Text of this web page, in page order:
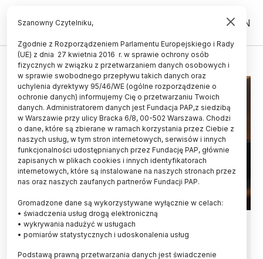
PL EN
REKORD
Brazylia/ Rekordowa temperatura
odczuwalna w Rio de Janeiro: 62,3
Szanowny Czytelniku,
Zgodnie z Rozporządzeniem Parlamentu Europejskiego i Rady
(UE) z dnia 27 kwietnia 2016 r. w sprawie ochrony osób
fizycznych w związku z przetwarzaniem danych osobowych i
w sprawie swobodnego przepływu takich danych oraz
uchylenia dyrektywy 95/46/WE (ogólne rozporządzenie o
ochronie danych) informujemy Cię o przetwarzaniu Twoich
danych. Administratorem danych jest Fundacja PAP,z siedzibą
w Warszawie przy ulicy Bracka 6/8, 00-502 Warszawa. Chodzi
o dane, które są zbierane w ramach korzystania przez Ciebie z
naszych usług, w tym stron internetowych, serwisów i innych
funkcjonalności udostępnianych przez Fundację PAP, głównie
zapisanych w plikach cookies i innych identyfikatorach
internetowych, które są instalowane na naszych stronach przez
nas oraz naszych zaufanych partnerów Fundacji PAP.
Gromadzone dane są wykorzystywane wyłącznie w celach:
• świadczenia usług drogą elektroniczną
• wykrywania nadużyć w usługach
• pomiarów statystycznych i udoskonalenia usług
Podstawą prawną przetwarzania danych jest świadczenie